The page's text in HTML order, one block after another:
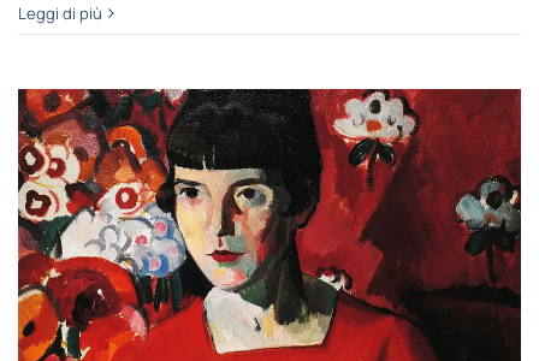
Leggi di più